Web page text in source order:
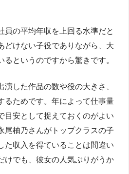
員の平均年収を上回る水準だと
どけない子役でありながら、大
るというのですから驚きです。
した作品の数や役の大きさ、
るためです。年によって仕事量
目安として捉えておくのがよい
尾柚乃さんがトップクラスの子
た収入を得ていることは間違い
けでも、彼女の人気ぶりがうか